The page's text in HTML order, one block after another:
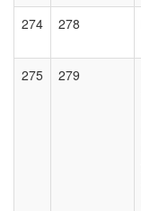
274 278
275 279